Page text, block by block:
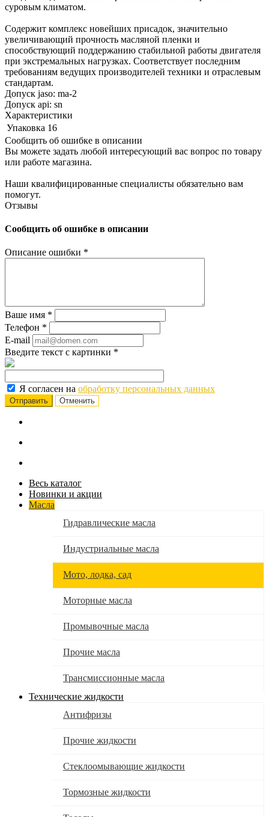
суровым климатом.
Содержит комплекс новейших присадок, значительно
увеличивающий прочность масляной пленки и
способствующий поддержанию стабильной работы двигателя
при экстремальных нагрузках. Соответствует последним
требованиям ведущих производителей техники и отраслевым
стандартам.
Допуск jaso: ma-2
Допуск api: sn
Характеристики
Упаковка 16
Сообщить об ошибке в описании
Вы можете задать любой интересующий вас вопрос по товару
или работе магазина.
Наши квалифицированные специалисты обязательно вам
помогут.
Отзывы
Сообщить об ошибке в описании
Описание ошибки *
Ваше имя *
Телефон *
E-mail
Введите текст с картинки *
Я согласен на обработку персональных данных
Отменить
Весь каталог
Новинки и акции
Масла
Гидравлические масла
Индустриальные масла
Мото, лодка, сад
Моторные масла
Промывочные масла
Прочие масла
Трансмиссионные масла
Технические жидкости
Антифризы
Прочие жидкости
Стеклоомывающие жидкости
Тормозные жидкости